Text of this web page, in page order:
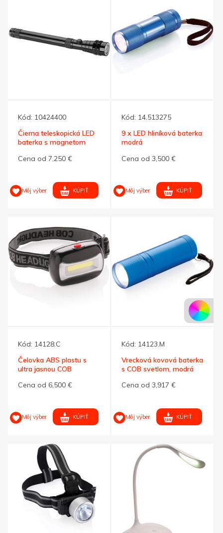
Kód: 10424400
Čierna teleskopická LED
baterka s magnetom
Cena od 7,250 €
Môj výber KÚPIŤ
Kód: 14.513275
9 x LED hliníková baterka
modrá
Cena od 3,500 €
Môj výber KÚPIŤ
Kód: 14128.C
Čelovka ABS plastu s
ultra jasnou COB
Cena od 6,500 €
Môj výber KÚPIŤ
Kód: 14123.M
Vrecková kovová baterka
s COB svetlom, modrá
Cena od 3,917 €
Môj výber KÚPIŤ